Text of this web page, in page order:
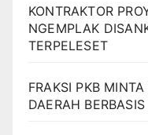
KONTRAKTOR
NGEMPLAK
TERPELESET
FRAKSI PKB
DAERAH